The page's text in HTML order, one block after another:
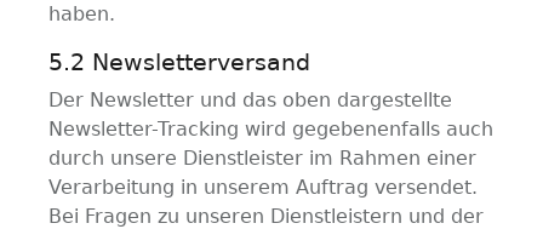
haben.
5.2 Newsletterversand
Der Newsletter und das oben dargestellte
Newsletter-Tracking wird gegebenenfalls auch
durch unsere Dienstleister im Rahmen einer
Verarbeitung in unserem Auftrag versendet.
Bei Fragen zu unseren Dienstleistern und der